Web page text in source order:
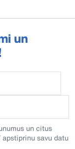
un
un citus
savu datu